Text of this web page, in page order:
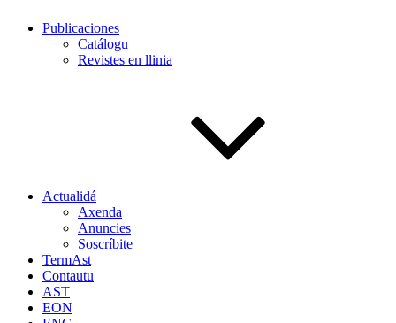
Publicaciones
Catálogu
Revistes en llinia
Actualidá
Axenda
Anuncies
Soscríbite
TermAst
Contautu
AST
EON